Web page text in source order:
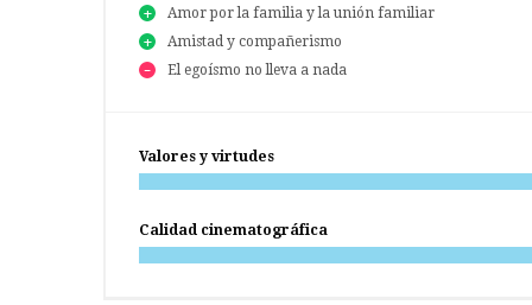
Amor por la familia y la unión familiar
Amistad y compañerismo
El egoísmo no lleva a nada
Valores y virtudes
Calidad cinematográfica